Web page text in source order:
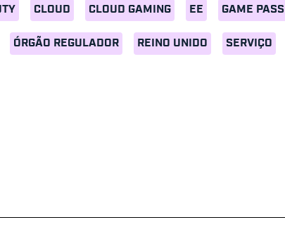
CLOUD CLOUD GAMING EE GAME PASS
ÓRGÃO REGULADOR REINO UNIDO SERVIÇO